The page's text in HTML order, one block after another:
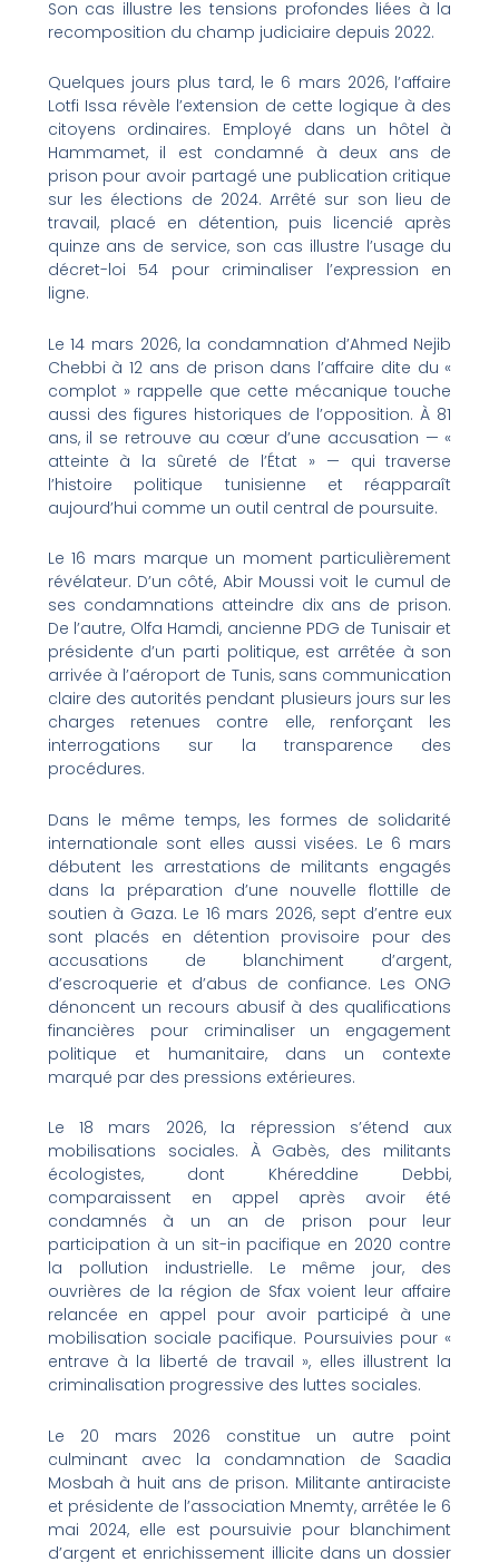
Son cas illustre les tensions profondes liées à la
recomposition du champ judiciaire depuis 2022.
Quelques jours plus tard, le 6 mars 2026, l’affaire
Lotfi Issa révèle l’extension de cette logique à des
citoyens ordinaires. Employé dans un hôtel à
Hammamet, il est condamné à deux ans de
prison pour avoir partagé une publication critique
sur les élections de 2024. Arrêté sur son lieu de
travail, placé en détention, puis licencié après
quinze ans de service, son cas illustre l’usage du
décret-loi 54 pour criminaliser l’expression en
ligne.
Le 14 mars 2026, la condamnation d’Ahmed Nejib
Chebbi à 12 ans de prison dans l’affaire dite du «
complot » rappelle que cette mécanique touche
aussi des figures historiques de l’opposition. À 81
ans, il se retrouve au cœur d’une accusation — «
atteinte à la sûreté de l’État » — qui traverse
l’histoire politique tunisienne et réapparaît
aujourd’hui comme un outil central de poursuite.
Le 16 mars marque un moment particulièrement
révélateur. D’un côté, Abir Moussi voit le cumul de
ses condamnations atteindre dix ans de prison.
De l’autre, Olfa Hamdi, ancienne PDG de Tunisair et
présidente d’un parti politique, est arrêtée à son
arrivée à l’aéroport de Tunis, sans communication
claire des autorités pendant plusieurs jours sur les
charges retenues contre elle, renforçant les
interrogations sur la transparence des
procédures.
Dans le même temps, les formes de solidarité
internationale sont elles aussi visées. Le 6 mars
débutent les arrestations de militants engagés
dans la préparation d’une nouvelle flottille de
soutien à Gaza. Le 16 mars 2026, sept d’entre eux
sont placés en détention provisoire pour des
accusations de blanchiment d’argent,
d’escroquerie et d’abus de confiance. Les ONG
dénoncent un recours abusif à des qualifications
financières pour criminaliser un engagement
politique et humanitaire, dans un contexte
marqué par des pressions extérieures.
Le 18 mars 2026, la répression s’étend aux
mobilisations sociales. À Gabès, des militants
écologistes, dont Khéreddine Debbi,
comparaissent en appel après avoir été
condamnés à un an de prison pour leur
participation à un sit-in pacifique en 2020 contre
la pollution industrielle. Le même jour, des
ouvrières de la région de Sfax voient leur affaire
relancée en appel pour avoir participé à une
mobilisation sociale pacifique. Poursuivies pour «
entrave à la liberté de travail », elles illustrent la
criminalisation progressive des luttes sociales.
Le 20 mars 2026 constitue un autre point
culminant avec la condamnation de Saadia
Mosbah à huit ans de prison. Militante antiraciste
et présidente de l’association Mnemty, arrêtée le 6
mai 2024, elle est poursuivie pour blanchiment
d’argent et enrichissement illicite dans un dossier